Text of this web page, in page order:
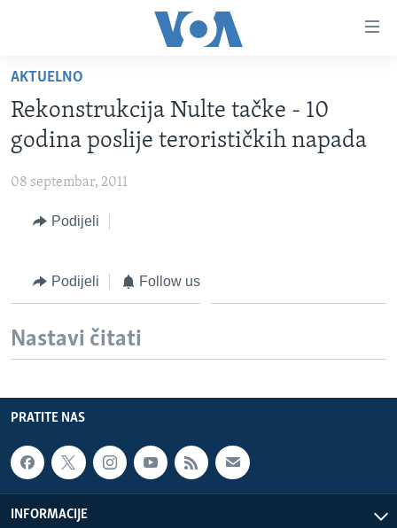
glavni
sadržaj
na
glavnu
navigaciju
TV PROGRAM
VIDEO
FOTOGRAFIJE DANA
VIJESTI
SJEDINJENE AMERIČKE DRŽAVE
SVIJET
NAUKA I TEHNOLOGIJA
KORUPCIJA
ŽENSKA STRANA
MAGAZIN
O GLASU AMERIKE
Learning English
AKTUELNO
Rekonstrukcija Nulte tačke - 10
godina poslije terorističkih napada
08 septembar, 2011
Podijeli
Podijeli Follow us
Nastavi čitati
PRATITE NAS
INFORMACIJE